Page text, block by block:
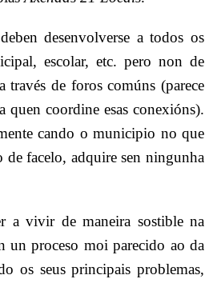
deben desenvolverse a todos os
escolar, etc. pero non de
través de foros comúns (parece
quen coordine esas conexións).
cando o municipio no que
de facelo, adquire sen ningunha
a vivir de maneira sostible na
un proceso moi parecido ao da
os seus principais problemas,